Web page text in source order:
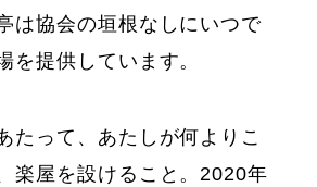
は協会の垣根なしにいつで
を提供しています。
たって、あたしが何よりこ
楽屋を設けること。2020年